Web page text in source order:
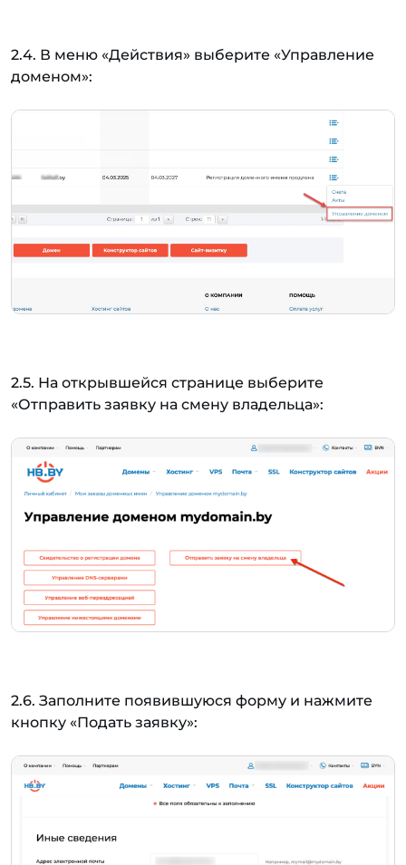
2.4. В меню «Действия» выберите «Управление
доменом»:
2.5. На открывшейся странице выберите
«Отправить заявку на смену владельца»:
2.6. Заполните появившуюся форму и нажмите
кнопку «Подать заявку»: